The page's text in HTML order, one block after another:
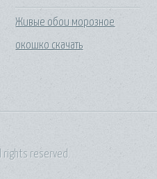
Живые обои морозное
окошко скачать
rights reserved.